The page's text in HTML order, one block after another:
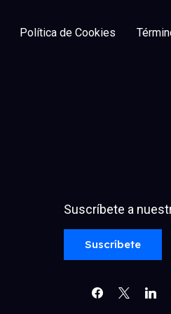
Política de Cookies
Suscríbete a
Suscríbete
facebook
x